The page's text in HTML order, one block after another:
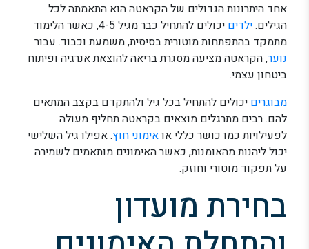
אחד היתרונות הגדולים של הקראטה הוא התאמתה לכל
הגילים.ילדים
יכולים להתחיל כבר מגיל 4-5, כאשר הלימוד
מתמקד בהתפתחות מוטורית בסיסית, משמעת וכבוד. עבור
נוער, הקראטה מציעה מסגרת בריאה להוצאת אנרגיה ופיתוח
ביטחון עצמי.
מבוגרים יכולים להתחיל בכל גיל ולהתקדם בקצב המתאים
להם. רבים מתרגלים מוצאים בקראטה תחליף מעולה
לפעילויות כמו כושר כללי אואימוני חוץ. אפילו גיל השלישי
יכול ליהנות מהאומנות, כאשר האימונים מותאמים לשמירה
על תפקוד מוטורי וחוזק.
בחירת מועדון